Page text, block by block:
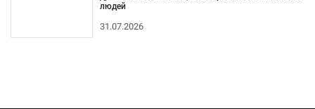
людей
31.07.2026